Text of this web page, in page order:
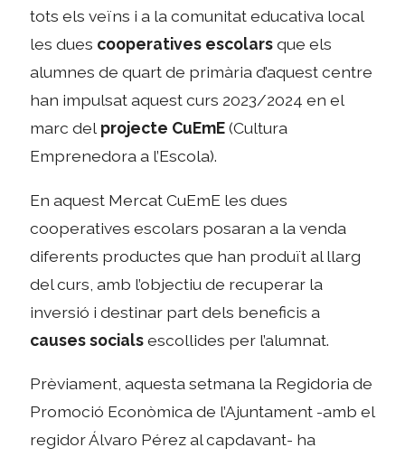
tots els veïns i a la comunitat educativa local
les dues cooperatives escolarsque els
alumnes de quart de primària d’aquest centre
han impulsat aquest curs 2023/2024 en el
marc del projecte CuEmE(Cultura
Emprenedora a l’Escola).
En aquest Mercat CuEmE les dues
cooperatives escolars posaran a la venda
diferents productes que han produït al llarg
del curs, amb l’objectiu de recuperar la
inversió i destinar part dels beneficis a
causes socialsescollides per l’alumnat.
Prèviament, aquesta setmana la Regidoria de
Promoció Econòmica de l’Ajuntament -amb el
regidor Álvaro Pérez al capdavant- ha